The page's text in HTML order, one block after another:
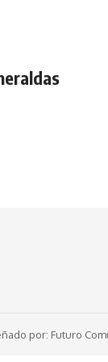
por: Futuro